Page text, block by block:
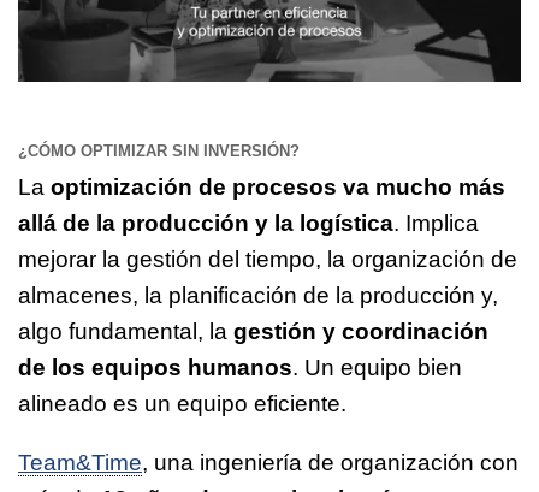
¿CÓMO OPTIMIZAR SIN INVERSIÓN?
La optimización de procesos va mucho más
allá de la producción y la logística. Implica
mejorar la gestión del tiempo, la organización de
almacenes, la planificación de la producción y,
algo fundamental, la gestión y coordinación
de los equipos humanos. Un equipo bien
alineado es un equipo eficiente.
Team&Time, una ingeniería de organización con